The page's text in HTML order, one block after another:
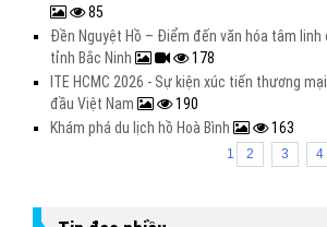
85
Đền Nguyệt Hồ – Điểm đến văn hóa tâm linh
tỉnh Bắc Ninh
178
ITE HCMC 2026 - Sự kiện xúc tiến thương
đầu Việt Nam
190
Khám phá du lịch hồ Hoà Bình
163
1 2 3 4